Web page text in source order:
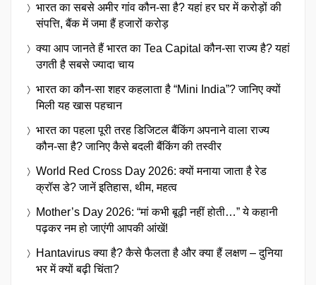
भारत का सबसे अमीर गांव कौन-सा है? यहां हर घर में करोड़ों की
संपत्ति, बैंक में जमा हैं हजारों करोड़
क्या आप जानते हैं भारत का Tea Capital कौन-सा राज्य है? यहां
उगती है सबसे ज्यादा चाय
भारत का कौन-सा शहर कहलाता है “Mini India”? जानिए क्यों
मिली यह खास पहचान
भारत का पहला पूरी तरह डिजिटल बैंकिंग अपनाने वाला राज्य
कौन-सा है? जानिए कैसे बदली बैंकिंग की तस्वीर
World Red Cross Day 2026: क्यों मनाया जाता है रेड
क्रॉस डे? जानें इतिहास, थीम, महत्व
Mother’s Day 2026: “मां कभी बूढ़ी नहीं होती…” ये कहानी
पढ़कर नम हो जाएंगी आपकी आंखें!
Hantavirus क्या है? कैसे फैलता है और क्या हैं लक्षण – दुनिया
भर में क्यों बढ़ी चिंता?